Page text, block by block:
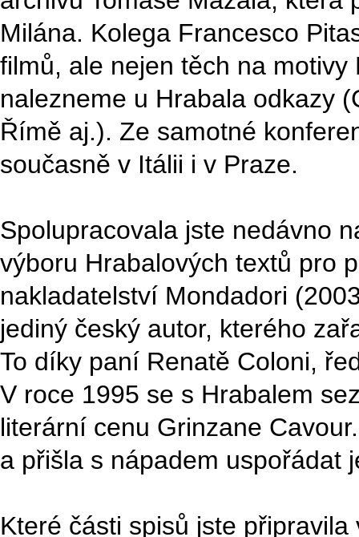
Milána. Kolega Francesco
filmů, ale nejen těch na
nalezneme u Hrabala odkazy
Římě aj.). Ze samotné
současně v Itálii i v Praze.
Spolupracovala jste nedávno
výboru Hrabalových textů pro
nakladatelství Mondadori
jediný český autor, kterého
To díky paní Renatě Coloni,
V roce 1995 se s Hrabalem
literární cenu Grinzane
a přišla s nápadem uspořádat
Které části spisů jste připravila